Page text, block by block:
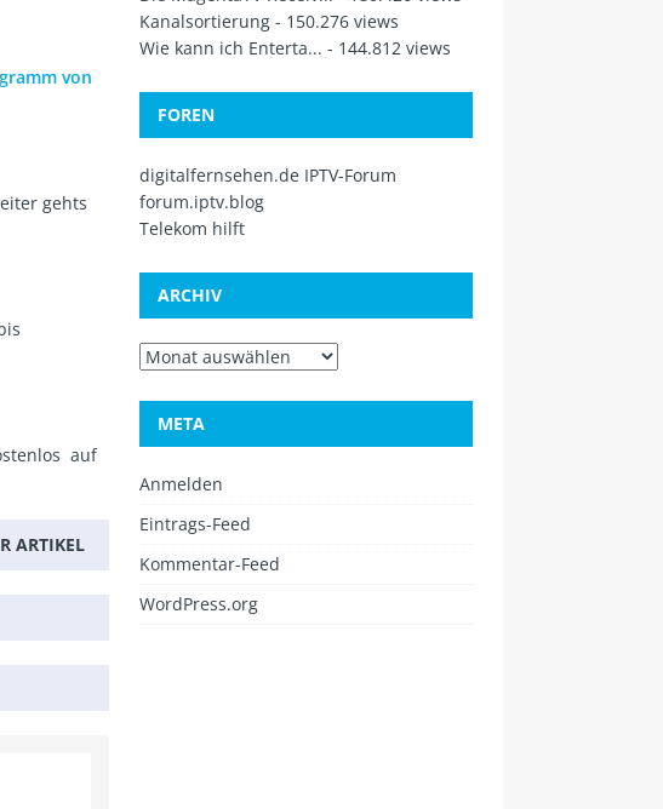
von
gehts
auf
ARTIKEL
Kanalsortierung - 150.276 views
Wie kann ich Enterta... - 144.812 views
FOREN
digitalfernsehen.de IPTV-Forum
forum.iptv.blog
Telekom hilft
ARCHIV
META
Anmelden
Eintrags-Feed
Kommentar-Feed
WordPress.org